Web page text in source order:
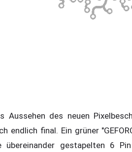
Aussehen des neuen
endlich final. Ein grüner
übereinander gestapelten 6